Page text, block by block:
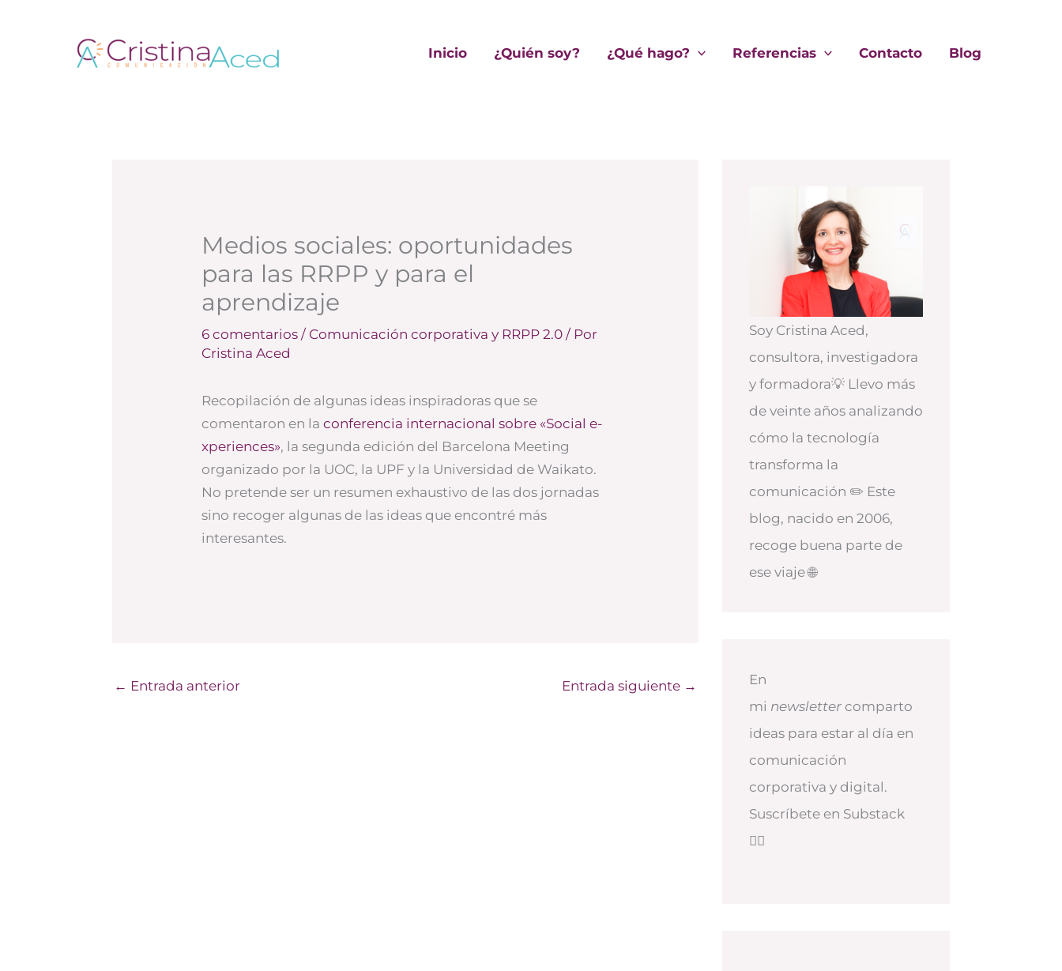
Inicio ¿Quién soy? ¿Qué hago? Referencias Contacto Blog
Medios sociales: oportunidades
para las RRPP y para el
aprendizaje
6 comentarios / Comunicación corporativa y RRPP 2.0 / Por
Cristina Aced
Recopilación de algunas ideas inspiradoras que se
comentaron en laconferencia internacional sobre «Social e-
xperiences», la segunda edición del Barcelona Meeting
organizado por la UOC, la UPF y la Universidad de Waikato.
No pretende ser un resumen exhaustivo de las dos jornadas
sino recoger algunas de las ideas que encontré más
interesantes.
← Entrada anterior Entrada siguiente →
Soy Cristina Aced,
consultora, investigadora
y formadora💡 Llevo más
de veinte años analizando
cómo la tecnología
transforma la
comunicación ✏️ Este
blog, nacido en 2006,
recoge buena parte de
ese viaje 🌐
En
mi newsletter comparto
ideas para estar al día en
comunicación
corporativa y digital.
Suscríbete en Substack
👇🏻